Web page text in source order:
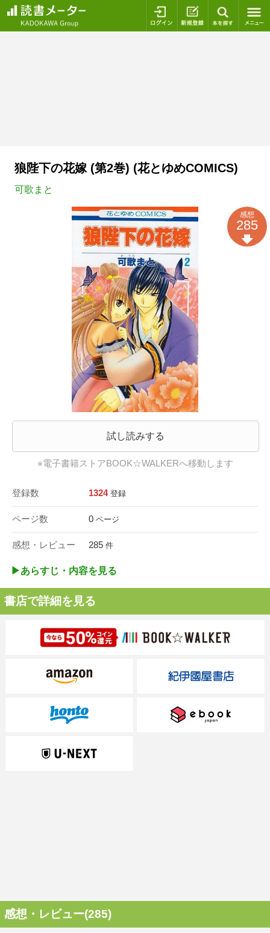
ログイン 新規登録
狼陛下の花嫁 (第2巻) (花とゆめCOMICS)
可歌まと
試し読みする
※電子書籍ストアBOOK☆WALKERへ移動します
登録数 1324 登録
ページ数 0 ページ
感想・レビュー 285 件
感想
285
▶︎あらすじ・内容を見る
書店で詳細を見る
感想・レビュー(285)